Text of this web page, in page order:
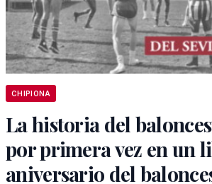
CHIPIONA
La historia del
por primera vez en un
aniversario del